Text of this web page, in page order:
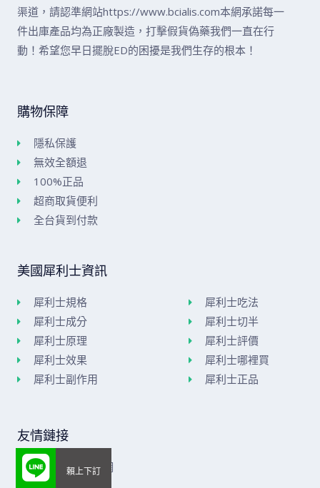
渠道，請認準網站https://www.bcialis.com本網承諾每一
件出庫產品均為正廠製造，打擊假貨偽藥我們一直在行
動！希望您早日擺脫ED的困擾是我們生存的根本！
購物保障
隱私保護
無效全額退
100%正品
超商取貨便利
全台貨到付款
美國犀利士資訊
犀利士規格
犀利士成分
犀利士原理
犀利士效果
犀利士副作用
犀利士吃法
犀利士切半
犀利士評價
犀利士哪裡買
犀利士正品
友情鏈接
美國威而鋼官網